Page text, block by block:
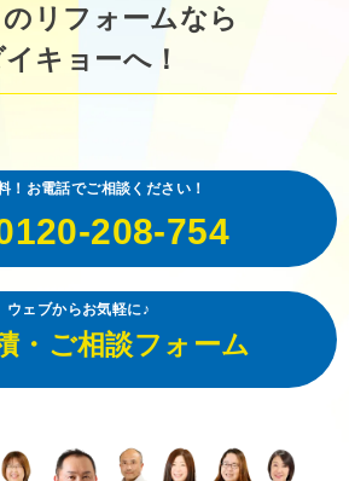
リフォームなら
イキョーへ！
！お電話でご相談ください！
208-754
ウェブからお気軽に♪
・ご相談フォーム